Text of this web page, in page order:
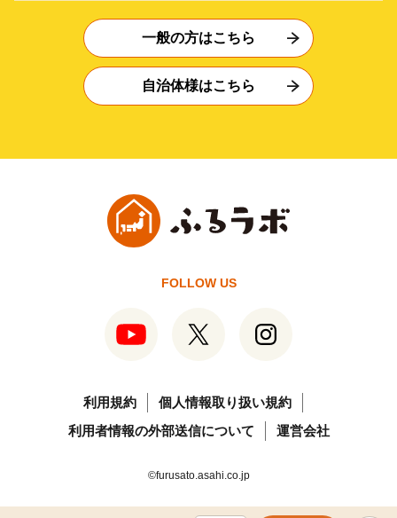
一般の方はこちら
自治体様はこちら
FOLLOW US
利用規約
個人情報取り扱い規約
利用者情報の外部送信について
運営会社
©furusato.asahi.co.jp